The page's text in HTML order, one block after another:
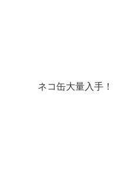
ネコ缶大量入手！